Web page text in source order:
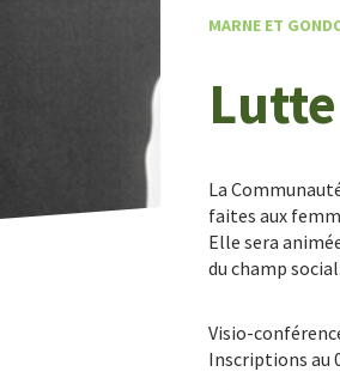
MARNE ET
La
faites aux
Elle sera
du champ social.
Visio-
Inscriptions au